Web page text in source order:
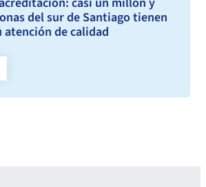
del sur de Santiago tienen
atención de calidad